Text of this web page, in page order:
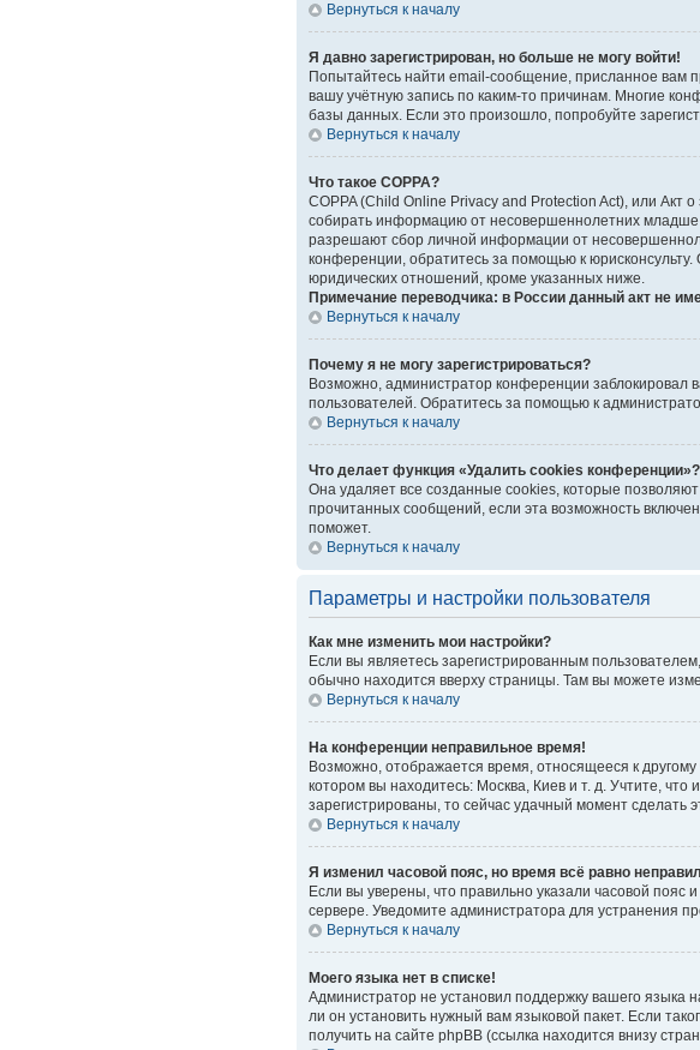
Вернуться к началу
Я давно зарегистрирован, но больше не могу войти!
Попытайтесь найти email-сообщение, присланное вам
вашу учётную запись по каким-то причинам. Многие
базы данных. Если это произошло, попробуйте
Вернуться к началу
Что такое COPPA?
COPPA (Child Online Privacy and Protection Act), или Акт
собирать информацию от несовершеннолетних младше
разрешают сбор личной информации от
конференции, обратитесь за помощью к
юридических отношений, кроме указанных ниже.
Примечание переводчика: в России данный акт не
Вернуться к началу
Почему я не могу зарегистрироваться?
Возможно, администратор конференции заблокировал
пользователей. Обратитесь за помощью к
Вернуться к началу
Что делает функция «Удалить cookies конференции»?
Она удаляет все созданные cookies, которые
прочитанных сообщений, если эта возможность
поможет.
Вернуться к началу
Параметры и настройки пользователя
Как мне изменить мои настройки?
Если вы являетесь зарегистрированным
обычно находится вверху страницы. Там вы можете
Вернуться к началу
На конференции неправильное время!
Возможно, отображается время, относящееся к
котором вы находитесь: Москва, Киев и т. д. Учтите,
зарегистрированы, то сейчас удачный момент сделать
Вернуться к началу
Я изменил часовой пояс, но время всё равно
Если вы уверены, что правильно указали часовой
сервере. Уведомите администратора для устранения
Вернуться к началу
Моего языка нет в списке!
Администратор не установил поддержку вашего
ли он установить нужный вам языковой пакет. Если
получить на сайте phpBB (ссылка находится внизу